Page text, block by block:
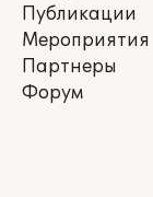
Публикации
Мероприятия
Партнеры
Форум